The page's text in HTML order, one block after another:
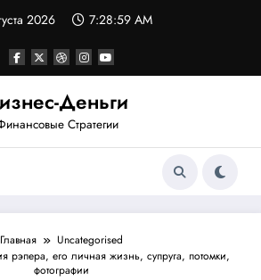
2026 7:28:59 AM
Деньги
Стратегии
Главная
Uncategorised
рэпера, его личная жизнь, супруга, потомки,
фотографии